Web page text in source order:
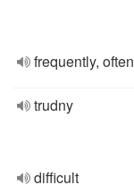
frequently, often
trudny
difficult